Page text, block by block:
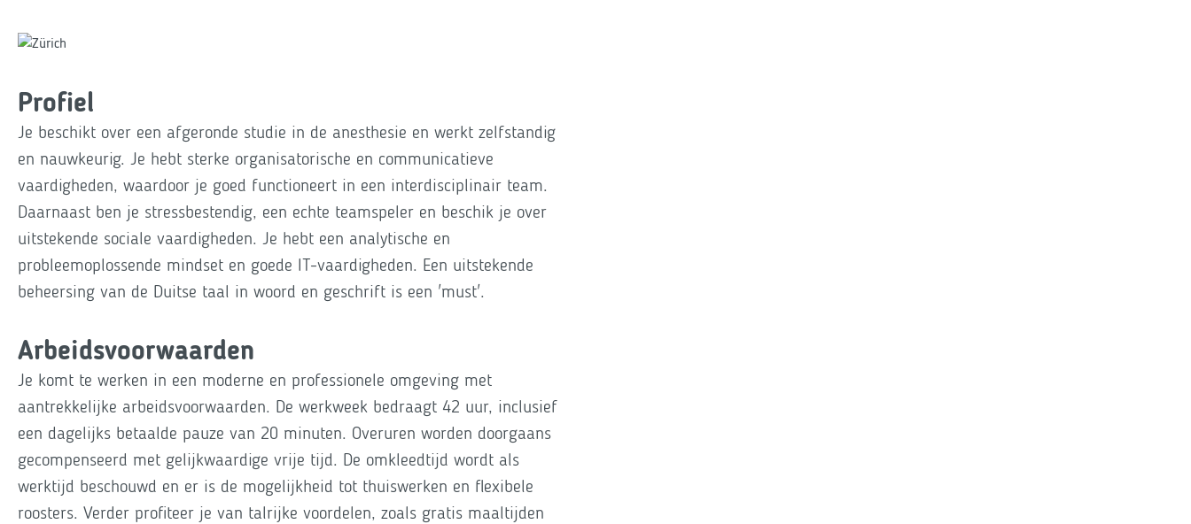
Profiel
Je beschikt over een afgeronde studie in de anesthesie en werkt zelfstandig
en nauwkeurig. Je hebt sterke organisatorische en communicatieve
vaardigheden, waardoor je goed functioneert in een interdisciplinair team.
Daarnaast ben je stressbestendig, een echte teamspeler en beschik je over
uitstekende sociale vaardigheden. Je hebt een analytische en
probleemoplossende mindset en goede IT-vaardigheden. Een uitstekende
beheersing van de Duitse taal in woord en geschrift is een 'must'.
Arbeidsvoorwaarden
Je komt te werken in een moderne en professionele omgeving met
aantrekkelijke arbeidsvoorwaarden. De werkweek bedraagt 42 uur, inclusief
een dagelijks betaalde pauze van 20 minuten. Overuren worden doorgaans
gecompenseerd met gelijkwaardige vrije tijd. De omkleedtijd wordt als
werktijd beschouwd en er is de mogelijkheid tot thuiswerken en flexibele
roosters. Verder profiteer je van talrijke voordelen, zoals gratis maaltijden